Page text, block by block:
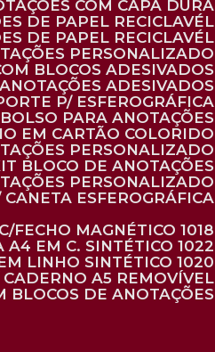
COM CAPA DURA
DE PAPEL RECICLAVÉL
DE PAPEL RECICLAVÉL
PERSONALIZADO
BLOCOS ADESIVADOS
ADESIVADOS
P/ ESFEROGRÁFICA
BOLSO PARA ANOTAÇÕES
EM CARTÃO COLORIDO
PERSONALIZADO
KIT BLOCO DE ANOTAÇÕES
PERSONALIZADO
CANETA ESFEROGRÁFICA
FECHO MAGNÉTICO 1018
A4 EM C. SINTÉTICO 1022
LINHO SINTÉTICO 1020
CADERNO A5 REMOVÍVEL
BLOCOS DE ANOTAÇÕES